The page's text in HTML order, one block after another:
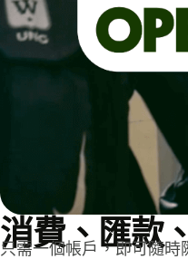
消費、匯款
只需一個帳戶，即可隨